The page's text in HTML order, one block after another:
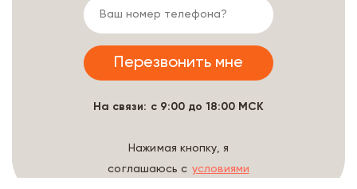
На связи: с 9:00 до 18:00 МСК
Нажимая кнопку, я
соглашаюсь с условиями